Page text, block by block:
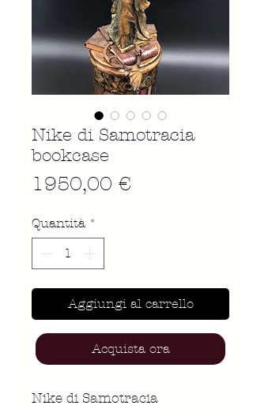
Nike di Samotracia
bookcase
1950,00 €
Quantità *
Aggiungi al carrello
Acquista ora
Nike di Samotracia